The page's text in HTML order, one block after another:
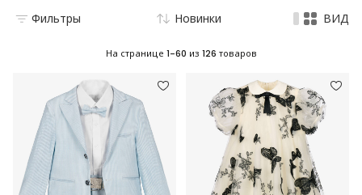
Фильтры Новинки ВИД
На странице 1-60 из 126 товаров